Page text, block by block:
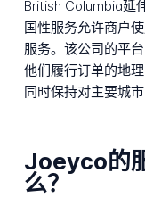
British Columbia延
国性服务允许商户
服务。该公司的平
他们履行订单的地
同时保持对主要城
Joeyco的
么？